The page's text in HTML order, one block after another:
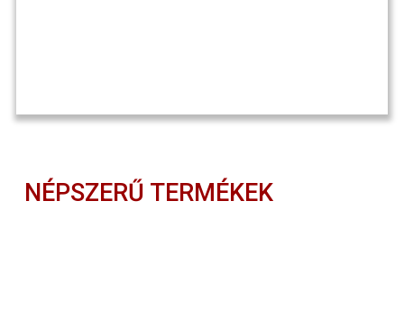
NÉPSZERŰ TERMÉKEK